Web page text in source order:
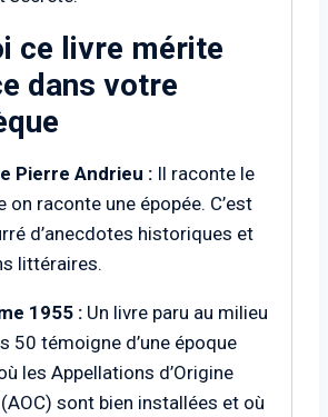
ce livre mérite
dans votre
Pierre Andrieu :Il raconte le
on raconte une épopée. C’est
d’anecdotes historiques et
littéraires.
1955 :Un livre paru au milieu
50 témoigne d’une époque
les Appellations d’Origine
sont bien installées et où